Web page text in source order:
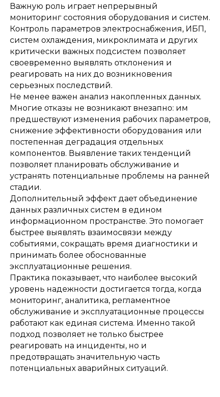
Важную роль играет непрерывный
мониторинг состояния оборудования и систем.
Контроль параметров электроснабжения, ИБП,
систем охлаждения, микроклимата и других
критически важных подсистем позволяет
своевременно выявлять отклонения и
реагировать на них до возникновения
серьезных последствий.
Не менее важен анализ накопленных данных.
Многие отказы не возникают внезапно: им
предшествуют изменения рабочих параметров,
снижение эффективности оборудования или
постепенная деградация отдельных
компонентов. Выявление таких тенденций
позволяет планировать обслуживание и
устранять потенциальные проблемы на ранней
стадии.
Дополнительный эффект дает объединение
данных различных систем в едином
информационном пространстве. Это помогает
быстрее выявлять взаимосвязи между
событиями, сокращать время диагностики и
принимать более обоснованные
эксплуатационные решения.
Практика показывает, что наиболее высокий
уровень надежности достигается тогда, когда
мониторинг, аналитика, регламентное
обслуживание и эксплуатационные процессы
работают как единая система. Именно такой
подход позволяет не только быстрее
реагировать на инциденты, но и
предотвращать значительную часть
потенциальных аварийных ситуаций.